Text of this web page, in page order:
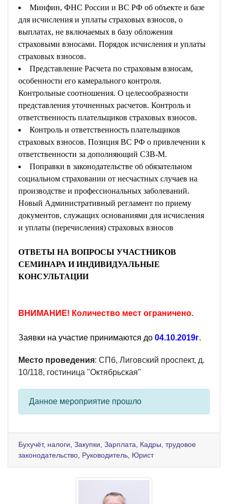
Минфин, ФНС России и ВС РФ об объекте и базе
для исчисления и уплаты страховых взносов, о
выплатах, не включаемых в базу обложения
страховыми взносами. Порядок исчисления и уплаты
страховых взносов.
Представление Расчета по страховым взносам,
особенности его камерального контроля.
Контрольные соотношения. О целесообразности
представления уточненных расчетов. Контроль и
ответственность плательщиков страховых взносов.
Контроль и ответственность плательщиков
страховых взносов. Позиция ВС РФ о привлечении к
ответственности за дополняющий СЗВ-М.
Поправки в законодательстве об обязательном
социальном страховании от несчастных случаев на
производстве и профессиональных заболеваний.
Новый Административный регламент по приему
документов, служащих основаниями для исчисления
и уплаты (перечисления) страховых взносов
ОТВЕТЫ НА ВОПРОСЫ УЧАСТНИКОВ
СЕМИНАРА И ИНДИВИДУАЛЬНЫЕ
КОНСУЛЬТАЦИИ
ВНИМАНИЕ! Количество мест ограничено.
Заявки на участие принимаются до 04.10.2019г.
Место проведения: СПб, Лиговский проспект, д.
10/118, гостиница "Октябрьская"
Данное мероприятие прошло
Бухучёт, налоги Закупки Зарплата
Кадры, трудовое
законодательство Руководитель Юрист